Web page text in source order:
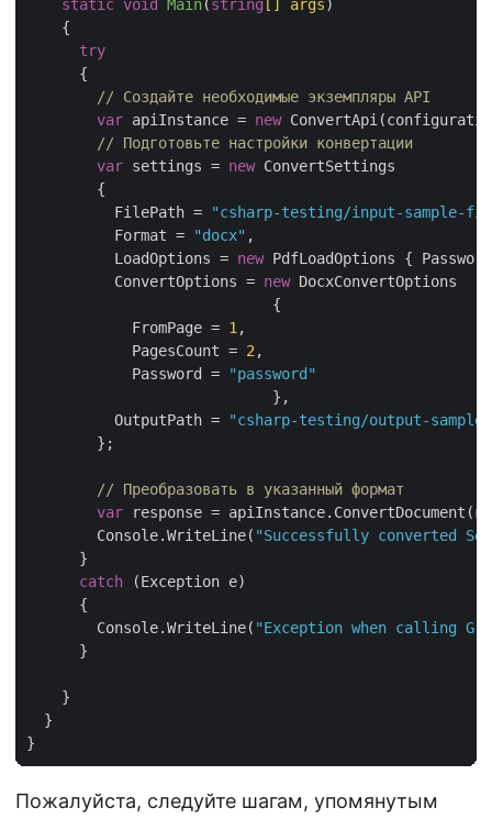
static void Main(string [] args )
    {
try
      {
// Создайте необходимые экземпляры API
var apiInstance = new
// Подготовьте настройки конвертации
var settings = new ConvertSettings
        {
          FilePath =
"csharp-testing/input-sample-
          Format =
"docx" ,
          LoadOptions =
new PdfLoadOptions {
          ConvertOptions =
new DocxConvertOptions
            FromPage =
1,
            PagesCount =
2,
            Password =
"password"
          OutputPath =
"csharp-testing/output-
        };
// Преобразовать в указанный формат
var response = apiInstance.ConvertDocument(
        Console.WriteLine(
"Successfully converted
      }
catch (Exception e)
      {
        Console.WriteLine(
"Exception when calling
      }
    }
  }
Пожалуйста, следуйте шагам, упомянутым